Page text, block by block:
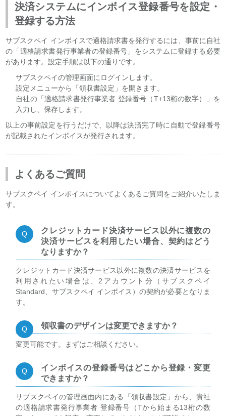
決済システムにインボイス登録番号を設定・
登録する方法
サブスクペイ インボイスで適格請求書を発行するには、事前に自社
の「適格請求書発行事業者の登録番号」をシステムに登録する必要
があります。設定手順は以下の通りです。
サブスクペイの管理画面にログインします。
設定メニューから「領収書設定」を開きます。
自社の「適格請求書発行事業者 登録番号（T+13桁の数字）」を
入力し、保存します。
以上の事前設定を行うだけで、以降は決済完了時に自動で登録番号
が記載されたインボイスが発行されます。
よくあるご質問
サブスクペイ インボイスについてよくあるご質問をご紹介いたしま
す。
クレジットカード決済サービス以外に複数の
決済サービスを利用したい場合、契約はどう
なりますか？
クレジットカード決済サービス以外に複数の決済サービスを
利用されたい場合は、2アカウント分（サブスクペイ
Standard、サブスクペイ インボイス）の契約が必要となりま
す。
領収書のデザインは変更できますか？
変更可能です。まずはご相談ください。
インボイスの登録番号はどこから登録・変更
できますか？
サブスクペイの管理画面内にある「領収書設定」から、貴社
の適格請求書発行事業者 登録番号（Tから始まる13桁の数